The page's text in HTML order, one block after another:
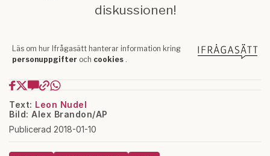
Text: Leon Nudel
Bild: Alex Brandon/AP
Publicerad 2018-01-10